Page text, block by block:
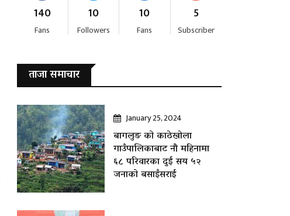
140
Fans
10
Followers
10
Fans
5
Subscriber
ताजा समाचार
January 25, 2024
बागलुङ काे काठेखोला
गाउँपालिकाबाट नौ महिनामा
६८ परिवारका दुई सय ५२
जनाकाे बसाइँसराई